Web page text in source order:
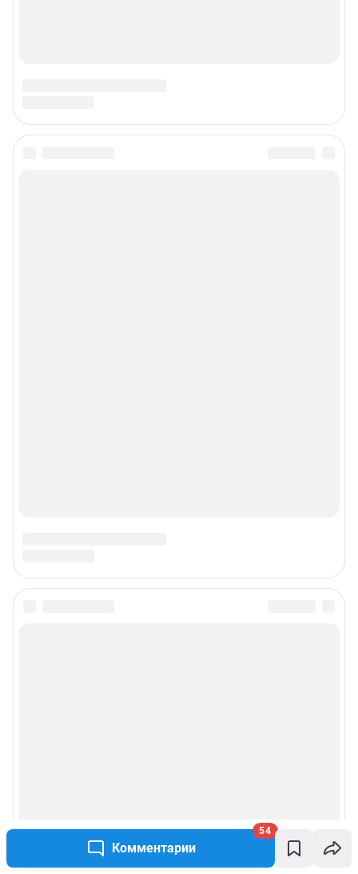
Комментарии
54